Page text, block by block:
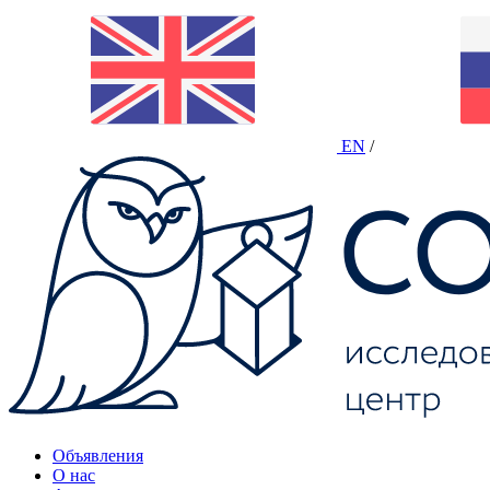
EN /
Объявления
О нас